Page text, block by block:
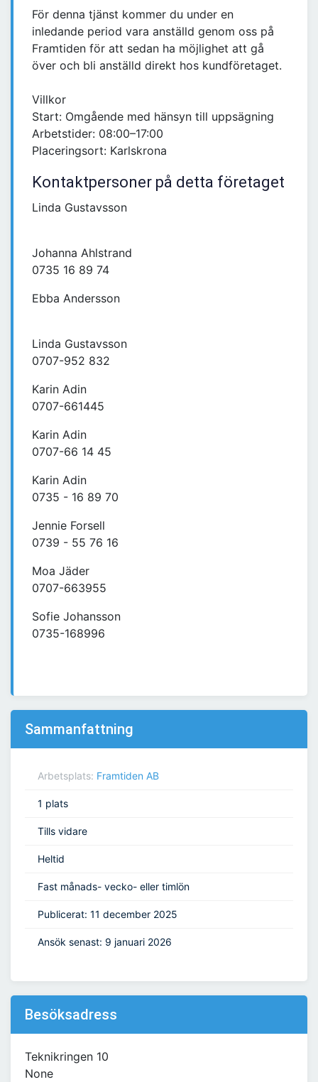
För denna tjänst kommer du under en
inledande period vara anställd genom oss på
Framtiden för att sedan ha möjlighet att gå
över och bli anställd direkt hos kundföretaget.
Villkor
Start: Omgående med hänsyn till uppsägning
Arbetstider: 08:00–17:00
Placeringsort: Karlskrona
Kontaktpersoner på detta företaget
Linda Gustavsson
Johanna Ahlstrand
0735 16 89 74
Ebba Andersson
Linda Gustavsson
0707-952 832
Karin Adin
0707-661445
Karin Adin
0707-66 14 45
Karin Adin
0735 - 16 89 70
Jennie Forsell
0739 - 55 76 16
Moa Jäder
0707-663955
Sofie Johansson
0735-168996
Sammanfattning
Arbetsplats: Framtiden AB
1 plats
Tills vidare
Heltid
Fast månads- vecko- eller timlön
Publicerat: 11 december 2025
Ansök senast: 9 januari 2026
Besöksadress
Teknikringen 10
None